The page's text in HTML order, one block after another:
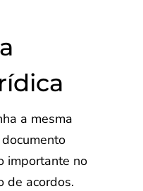
a mesma
importante no
de acordos.